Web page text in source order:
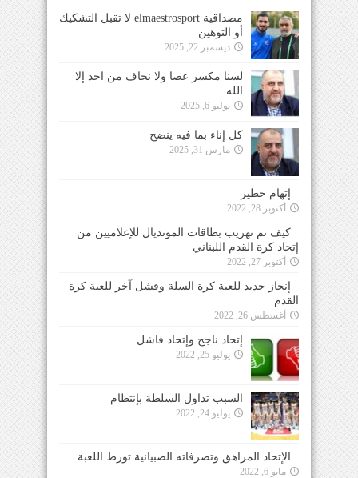
مصداقية elmaestrosport لا تقبل التشكيك
أو التوهين
ديسمبر 22, 2025
لسنا مكسر عصا ولا نخاف من احد إلا
الله
يوليو 6, 2025
كل إناء بما فيه ينضح
مارس 31, 2025
إتهام خطير
أكتوبر 28, 2022
كيف تم تهريب بطاقات المونديال للإعلاميين من
إتحاد كرة القدم اللبناني
أكتوبر 27, 2022
إنجاز جديد للعبة كرة السلة وفشل آخر للعبة كرة
القدم
أغسطس 26, 2022
إتحاد ناجح وإتحاد فاشل
يوليو 25, 2022
السبب تداول السلطة بإنتظام
يوليو 24, 2022
الإتحاد المراهق وتصرفاته الصبيانية تورط اللعبة
مايو 6, 2022